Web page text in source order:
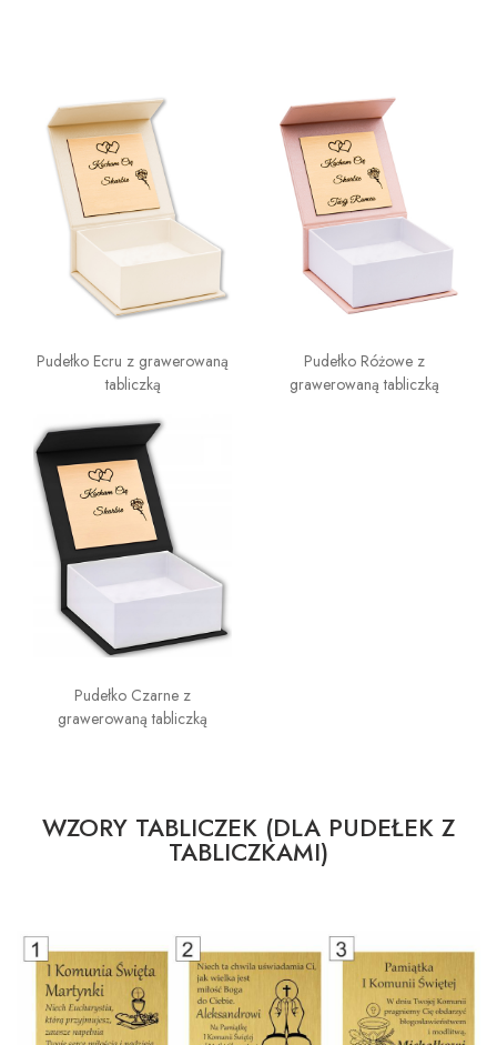
Pudełko Ecru z grawerowaną
tabliczką
Pudełko Różowe z
grawerowaną tabliczką
Pudełko Czarne z
grawerowaną tabliczką
WZORY TABLICZEK (DLA PUDEŁEK Z
TABLICZKAMI)